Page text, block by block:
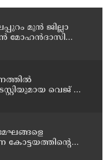
മുന്‍ ജില്ലാ
മോഹൻദാസിൻ്റെ
വെജ് സ്റ്റൂ
കോട്ടയത്തിന്റെ